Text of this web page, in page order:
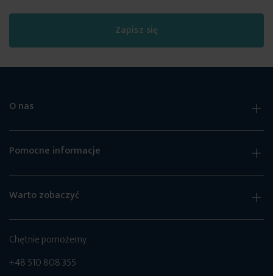
Zapisz się
O nas
Pomocne informacje
Warto zobaczyć
Chętnie pomożemy
+48 510 808 355